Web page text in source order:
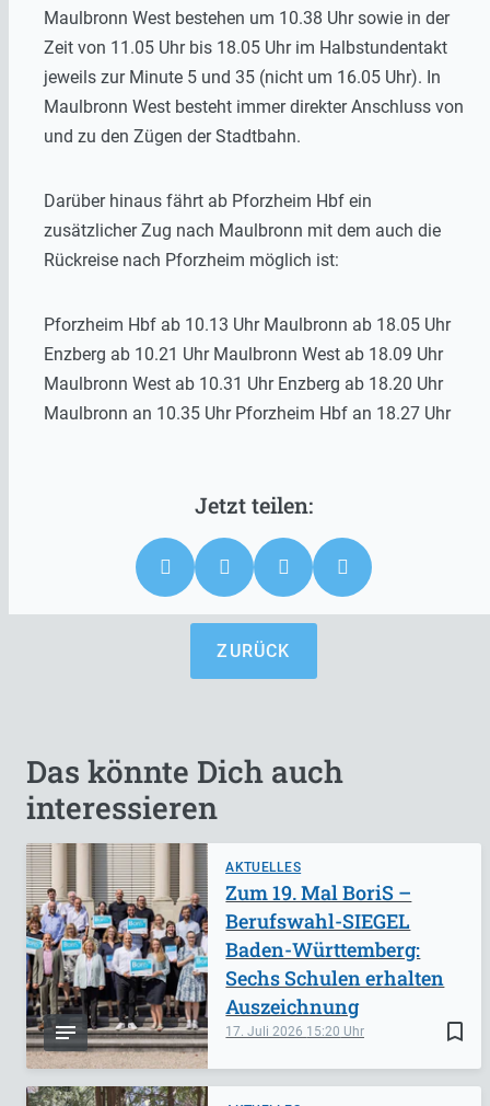
Maulbronn West bestehen um 10.38 Uhr sowie in der
Zeit von 11.05 Uhr bis 18.05 Uhr im Halbstundentakt
jeweils zur Minute 5 und 35 (nicht um 16.05 Uhr). In
Maulbronn West besteht immer direkter Anschluss von
und zu den Zügen der Stadtbahn.
Darüber hinaus fährt ab Pforzheim Hbf ein
zusätzlicher Zug nach Maulbronn mit dem auch die
Rückreise nach Pforzheim möglich ist:
Pforzheim Hbf ab 10.13 Uhr Maulbronn ab 18.05 Uhr
Enzberg ab 10.21 Uhr Maulbronn West ab 18.09 Uhr
Maulbronn West ab 10.31 Uhr Enzberg ab 18.20 Uhr
Maulbronn an 10.35 Uhr Pforzheim Hbf an 18.27 Uhr
ZURÜCK
Das könnte Dich auch
interessieren
AKTUELLES
bookmark_border
17. Juli 2026 15:20
Zum 19. Mal BoriS –
Berufswahl-SIEGEL
Baden-Württemberg:
Sechs Schulen erhalten
Auszeichnung